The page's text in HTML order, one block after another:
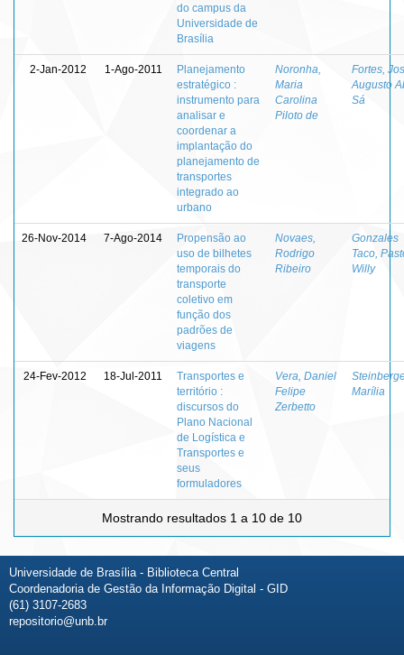
do campus da
Universidade de
Brasília
2-Jan-2012 1-Ago-2011
Planejamento
estratégico :
instrumento para
analisar e
coordenar a
implantação do
planejamento de
transportes
integrado ao
urbano
Noronha,
Maria
Carolina
Piloto de
Fortes,
Augusto
Sá
26-Nov-2014 7-Ago-2014
Propensão ao
uso de bilhetes
temporais do
transporte
coletivo em
função dos
padrões de
viagens
Novaes,
Rodrigo
Ribeiro
Gonzales
Taco,
Willy
24-Fev-2012 18-Jul-2011
Transportes e
território :
discursos do
Plano Nacional
de Logística e
Transportes e
seus
formuladores
Vera, Daniel
Felipe
Zerbetto
Marília
Mostrando resultados 1 a 10 de 10
Universidade de Brasília - Biblioteca Central
Coordenadoria de Gestão da Informação Digital - GID
(61) 3107-2683
repositorio@unb.br